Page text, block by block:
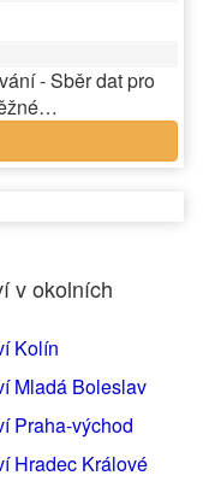
- Sběr dat pro
v okolních
Kolín
Mladá Boleslav
Praha-východ
Hradec Králové